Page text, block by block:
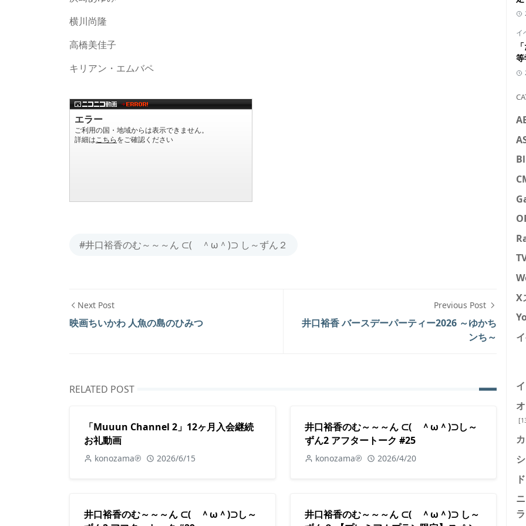
横川尚隆
高橋美佳子
キリアン・エムバペ
#井口裕香のむ～～～ん ⊂( ＾ω＾)⊃ し～ずん２
Next Post
映画ちいかわ 人魚の島のひみつ
Previous Post
井口裕香 バースデーパーティー2026 ～ゆかち
ンち～
RELATED POST
「Muuun Channel 2」12ヶ月入会継続
お礼動画
konozama℗ 2026/6/15
井口裕香のむ～～～ん ⊂( ＾ω＾)⊃し～
ずん2 アフタートーク #25
konozama℗ 2026/4/20
井口裕香のむ～～～ん ⊂( ＾ω＾)⊃し～
井口裕香のむ～～～ん ⊂( ＾ω＾)⊃ し～
イ
X